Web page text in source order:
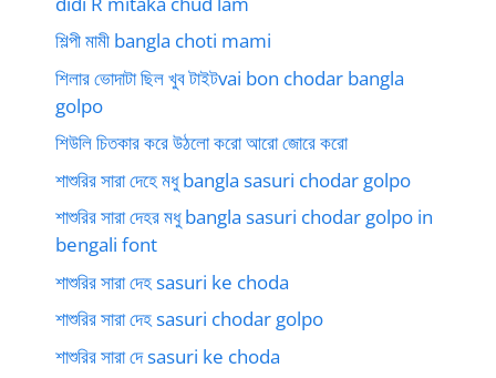
শিল্পী মামী bangla choti mami
শিলার ভোদাটা ছিল খুব টাইটvai bon chodar bangla
golpo
শিউলি চিতকার করে উঠলো করো আরো জোরে করো
শাশুরির সারা দেহে মধু bangla sasuri chodar golpo
শাশুরির সারা দেহর মধু bangla sasuri chodar golpo in
bengali font
শাশুরির সারা দেহ sasuri ke choda
শাশুরির সারা দেহ sasuri chodar golpo
শাশুরির সারা দে sasuri ke choda